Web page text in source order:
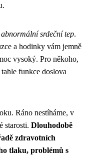
srdeční tep.
a hodinky vám jemně
vysoký. Pro někoho,
funkce doslova
Ráno nestíháme, v
starosti. Dlouhodobě
zdravotních
tlaku, problémů s